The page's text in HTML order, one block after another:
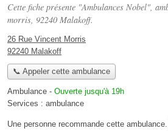
Cette fiche présente "Ambulances Nobel",
morris, 92240 Malakoff.
26 Rue Vincent Morris
92240 Malakoff
📞 Appeler cette ambulance
Ambulance - Ouverte jusqu'à 19h
Services : ambulance
Une personne recommande cette ambulance.